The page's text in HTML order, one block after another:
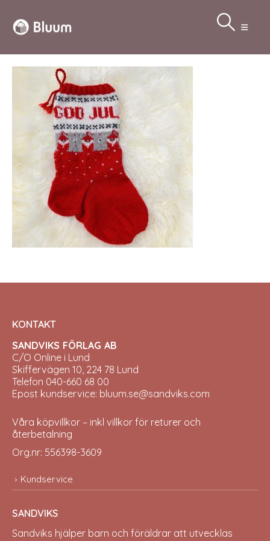
KONTAKT
SANDVIKS FÖRLAG AB
C/O Online i Lund
Skiffervägen 10, 224 78 Lund
Telefon 040-660 68 00
Epost kundservice: bluum.se@sandviks.com
Våra köpvillkor – inkl villkor för returer och
återbetalning
Org.nr: 556398-3609
Kundservice
SANDVIKS
Sandviks hjälper barn och föräldrar att utvecklas